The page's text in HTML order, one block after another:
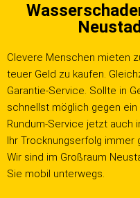
l
t
s
p
r
i
n
g
Clevere Menschen mieten
teuer Geld zu kaufen.
Garantie-Service. Sollte in
schnellst möglich gegen
Rundum-Service jetzt auch
Ihr Trocknungserfolg immer
Wir sind im Großraum
Sie mobil unterwegs.